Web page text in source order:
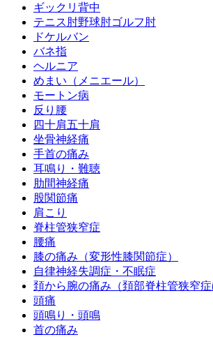
ギックリ背中
テニス肘野球肘ゴルフ肘
ドケルバン
バネ指
ヘルニア
めまい（メニエール）
モートン病
反り腰
四十肩五十肩
坐骨神経痛
手首の痛み
耳鳴り・難聴
肋間神経痛
股関節痛
肩こり
脊柱管狭窄症
腰痛
膝の痛み（変形性膝関節症）
自律神経失調症・不眠症
頚から腕の痛み（頚部脊柱管狭窄症
頭痛
頭鳴り・頭鳴
首の痛み